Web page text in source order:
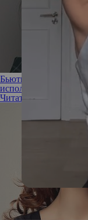
Бьюти-новинка: что
использовать
Читать полностью